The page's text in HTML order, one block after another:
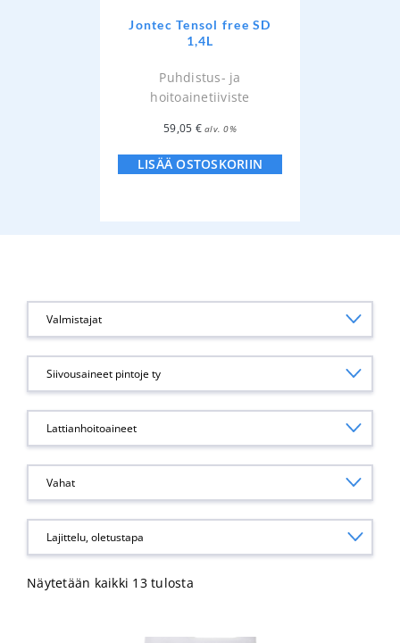
Jontec Tensol free SD
1,4L
Puhdistus- ja
hoitoainetiiviste
59,05 € alv. 0%
LISÄÄ OSTOSKORIIN
Valmistajat
Siivousaineet pintoje ty
Lattianhoitoaineet
Vahat
Näytetään kaikki 13 tulosta